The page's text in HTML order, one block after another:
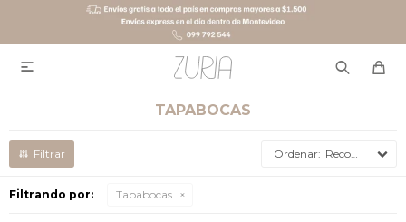

TAPABOCAS
Recomendados
Filtrando por: Tapabocas